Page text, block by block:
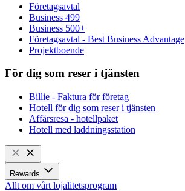
Företagsavtal
Business 499
Business 500+
Företagsavtal - Best Business Advantage
Projektboende
För dig som reser i tjänsten
Billie - Faktura för företag
Hotell för dig som reser i tjänsten
Affärsresa - hotellpaket
Hotell med laddningsstation
Rewards
Allt om vårt lojalitetsprogram